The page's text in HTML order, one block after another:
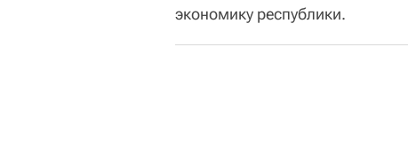
экономику республики.